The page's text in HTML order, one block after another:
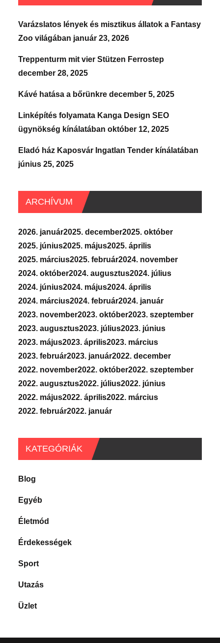
Varázslatos lények és misztikus állatok a Fantasy
Zoo világában január 23, 2026
Treppenturm mit vier Stützen Ferrostep
december 28, 2025
Kávé hatása a bőrünkre december 5, 2025
Linképítés folyamata Kanga Design SEO
ügynökség kínálatában október 12, 2025
Eladó ház Kaposvár Ingatlan Tender kínálatában
június 25, 2025
ARCHÍVUM
2026. január2025. december2025. október
2025. június2025. május2025. április
2025. március2025. február2024. november
2024. október2024. augusztus2024. július
2024. június2024. május2024. április
2024. március2024. február2024. január
2023. november2023. október2023. szeptember
2023. augusztus2023. július2023. június
2023. május2023. április2023. március
2023. február2023. január2022. december
2022. november2022. október2022. szeptember
2022. augusztus2022. július2022. június
2022. május2022. április2022. március
2022. február2022. január
KATEGÓRIÁK
Blog
Egyéb
Életmód
Érdekességek
Sport
Utazás
Üzlet